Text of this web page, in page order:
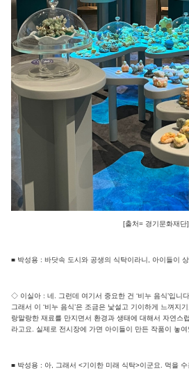
[출처= 경기문화재단]
■ 박성용 : 바닷속 도시와 공생의 식탁이라니, 아이들이
◇ 이실아 : 네. 그런데 여기서 중요한 건 ‘비누 음식’입니
그래서 이 ‘비누 음식’은 조금은 낯설고 기이하게 느껴지
랑말랑한 재료를 만지면서 환경과 생태에 대해서 자연스
라고요. 실제로 전시장에 가면 아이들이 만든 작품이 놓여
■ 박성용 : 아, 그래서 <기이한 미래 식탁>이군요. 먹을